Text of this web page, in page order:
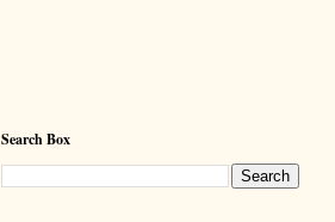
Search Box